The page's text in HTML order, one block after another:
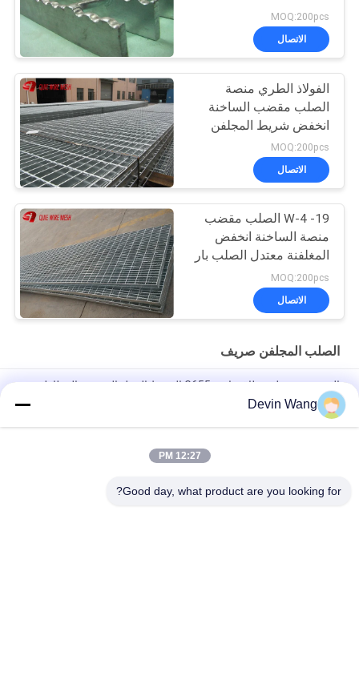
MOQ:200pcs
الاتصال
الفولاذ الطري منصة
الصلب مقضب الساخنة
انخفض شريط المجلفن
صريف 25 مم × 5 مم
MOQ:200pcs
الاتصال
19- W-4 الصلب مقضب
منصة الساخنة انخفض
المغلفنة معتدل الصلب بار
صريف
MOQ:200pcs
الاتصال
الصلب المجلفن صريف
المستخدمة على نطاق واسع G655 الضغط الثقيل الحديدية المطاطية
الشبكية للشاحنات تحميل رصيف ومنصة البحر
شبكات تصريف فولاذية مجلفنة مقاومة للصدأ من مادة Q235/Q345
حرارة الغطس الصلب المغلفة شبكة مختلفة المواصفات الوزن الثقيل
Devin Wang
12:27 PM
Good day, what product are you looking for?